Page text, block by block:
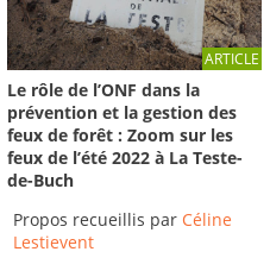
ARTICLE
Le rôle de l’ONF dans la
prévention et la gestion des
feux de forêt : Zoom sur les
feux de l’été 2022 à La Teste-
de-Buch
Propos recueillis par Céline
Lestievent